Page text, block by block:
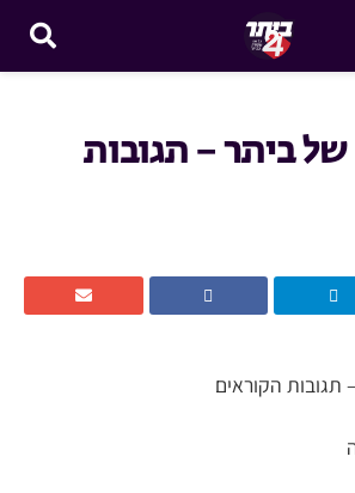
ביתר – תגובות
תגובות הקוראים